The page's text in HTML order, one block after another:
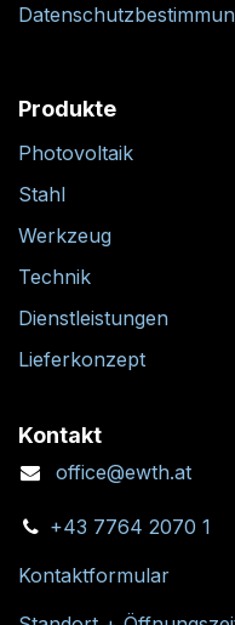
Produkte
Photovoltaik
Stahl
Werkzeug
Technik
Dienstleistungen
Lieferkonzept
Kontakt
office@ewth.at
+43 7764 2070 1
Kontaktformular